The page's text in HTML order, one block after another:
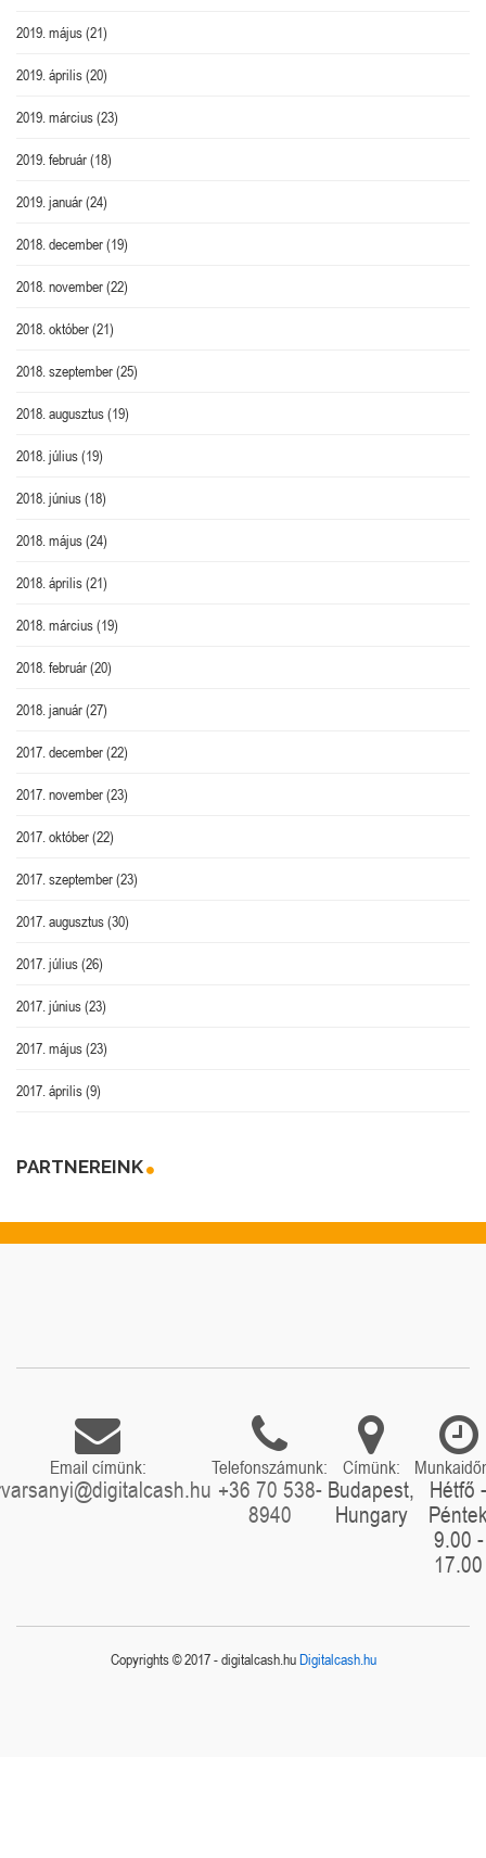
2019. május(21)
2019. április(20)
2019. március(23)
2019. február(18)
2019. január(24)
2018. december(19)
2018. november(22)
2018. október(21)
2018. szeptember(25)
2018. augusztus(19)
2018. július(19)
2018. június(18)
2018. május(24)
2018. április(21)
2018. március(19)
2018. február(20)
2018. január(27)
2017. december(22)
2017. november(23)
2017. október(22)
2017. szeptember(23)
2017. augusztus(30)
2017. július(26)
2017. június(23)
2017. május(23)
2017. április(9)
PARTNEREINK
Email címünk: Telefonszámunk:
+36 70 538-
8940
Címünk:
Budapest,
Hungary
Hétfő -
9.00 -
17.00
Copyrights © 2017 - digitalcash.huDigitalcash.hu